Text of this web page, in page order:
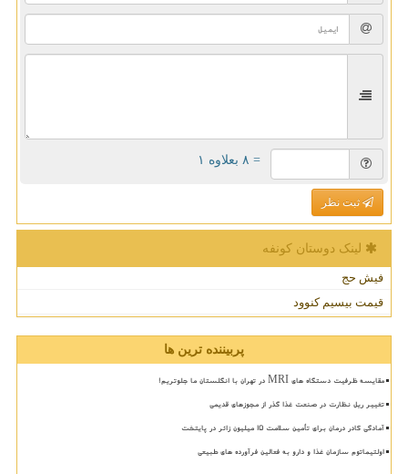
= ۸ بعلاوه ۱
ثبت نظر
لینک دوستان كونفه
فیش حج
قیمت بیسیم کنوود
پربیننده ترین ها
مقایسه ظرفیت دستگاه های MRI در تهران با انگلستان ما جلوتریم!
تغییر ریل نظارت در صنعت غذا گذر از مجوزهای قدیمی
آمادگی کادر درمان برای تأمین سلامت 15 میلیون زائر در پایتخت
اولتیماتوم سازمان غذا و دارو به فعالین فرآورده های طبیعی